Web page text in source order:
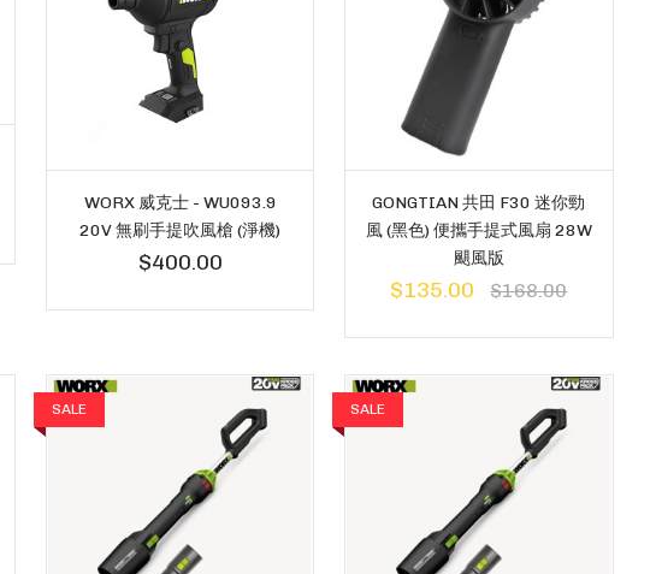
WORX 威克士 - WU093.9
20V 無刷手提吹風槍 (淨機)
$400.00
GONGTIAN 共田 F30 迷你勁
風 (黑色) 便攜手提式風扇 28W
颶風版
$135.00 $168.00
SALE SALE